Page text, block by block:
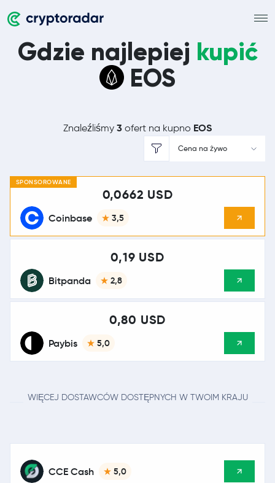
Gdzie najlepiej kupić
EOS
Znaleźliśmy 3 ofert na kupno EOS
Cena na żywo
SPONSOROWANE
Coinbase 3,5
0,0662 USD
Bitpanda 2,8
0,19 USD
Paybis 5,0
0,80 USD
WIĘCEJ DOSTAWCÓW DOSTĘPNYCH W TWOIM KRAJU
CCE Cash 5,0